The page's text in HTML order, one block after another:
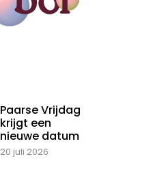
Paarse Vrijdag
krijgt een
nieuwe datum
20 juli 2026